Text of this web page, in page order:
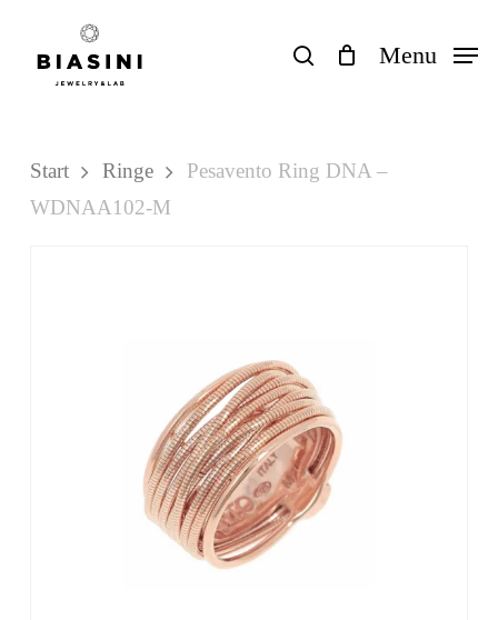
search Menu
Einkaufswagen
Close
Cart
Start Ringe
Pesavento Ring DNA –
WDNAA102-M